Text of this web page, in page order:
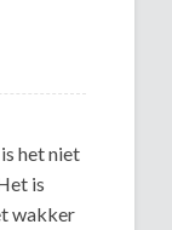
het niet
is
wakker